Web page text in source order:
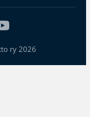
ry 2026